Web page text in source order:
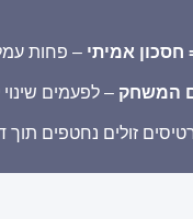
חסכון אמיתי – פחות
המשחק – לפעמים
זולים נחטפים